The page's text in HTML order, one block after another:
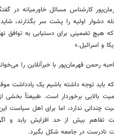
کارشناس مسائل خاورمیانه در
دشوار اولیه را پشت سر بگذارند،
هیچ تضمینی برای دستیابی به توافق
و اسرائیل.»
رحمن قهرمان‌پور با خبرآنلاین را
باید توجه داشته باشیم یک یادداشت
بالایی برخوردار است. طبیعتاً بخشی
چندانی ندارد، اما برای اهل سیاست
تفاهم بیش از حد افزایش یابد و
نادرست در جامعه شکل بگیرد.